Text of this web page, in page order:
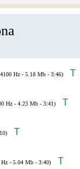
Hz - 5.18 Mb - 3:46) T
Hz - 4.23 Mb - 3:41) T
T
- 5.04 Mb - 3:40) T